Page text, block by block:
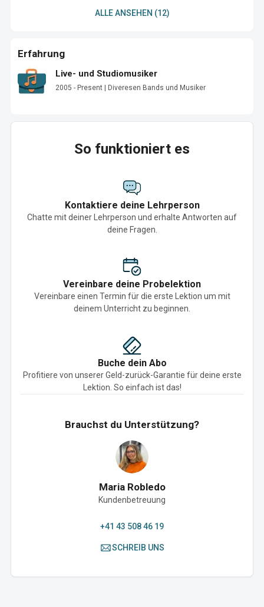
ALLE ANSEHEN (12)
Erfahrung
Live- und Studiomusiker
2005 - Present | Diveresen Bands und Musiker
So funktioniert es
Kontaktiere deine Lehrperson
Chatte mit deiner Lehrperson und erhalte Antworten auf
deine Fragen.
Vereinbare deine Probelektion
Vereinbare einen Termin für die erste Lektion um mit
deinem Unterricht zu beginnen.
Buche dein Abo
Profitiere von unserer Geld-zurück-Garantie für deine erste
Lektion. So einfach ist das!
Brauchst du Unterstützung?
Maria Robledo
Kundenbetreuung
+41 43 508 46 19
SCHREIB UNS